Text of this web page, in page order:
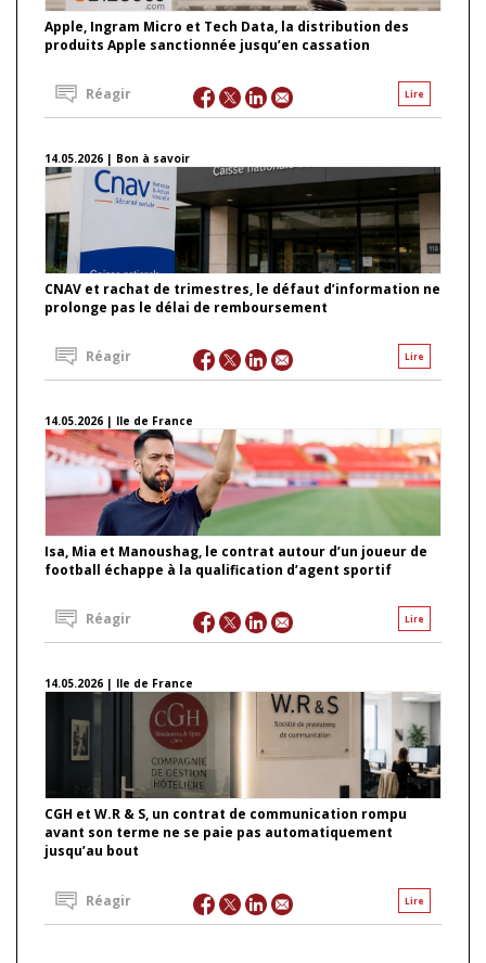
Apple, Ingram Micro et Tech Data, la distribution des
produits Apple sanctionnée jusqu’en cassation
Lire
Réagir
14.05.2026 | Bon à savoir
CNAV et rachat de trimestres, le défaut d’information ne
prolonge pas le délai de remboursement
Lire
Réagir
14.05.2026 | Ile de France
Isa, Mia et Manoushag, le contrat autour d’un joueur de
football échappe à la qualification d’agent sportif
Lire
Réagir
14.05.2026 | Ile de France
CGH et W.R & S, un contrat de communication rompu
avant son terme ne se paie pas automatiquement
jusqu’au bout
Lire
Réagir